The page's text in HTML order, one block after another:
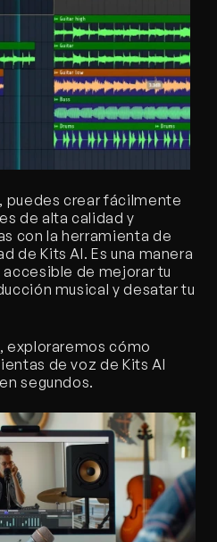
puedes crear fácilmente
de alta calidad y
con la herramienta de
de Kits AI. Es una manera
de mejorar tu
musical y desatar tu
exploraremos cómo
de voz de Kits AI
en segundos.